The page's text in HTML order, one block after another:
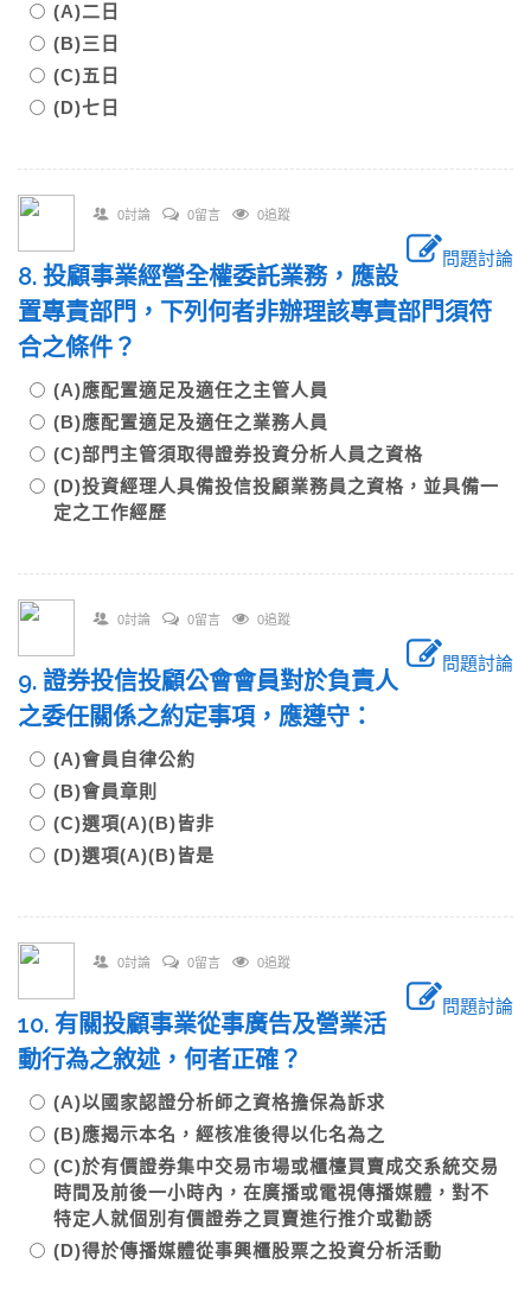
(A)二日
(B)三日
(C)五日
(D)七日
0討論 0留言 0追蹤
問題討論
8. 投顧事業經營全權委託業務，應設
置專責部門，下列何者非辦理該專責部門須符
合之條件？
(A)應配置適足及適任之主管人員
(B)應配置適足及適任之業務人員
(C)部門主管須取得證券投資分析人員之資格
(D)投資經理人具備投信投顧業務員之資格，並具備一
定之工作經歷
0討論 0留言 0追蹤
問題討論
9. 證券投信投顧公會會員對於負責人
之委任關係之約定事項，應遵守：
(A)會員自律公約
(B)會員章則
(C)選項(A)(B)皆非
(D)選項(A)(B)皆是
0討論 0留言 0追蹤
問題討論
10. 有關投顧事業從事廣告及營業活
動行為之敘述，何者正確？
(A)以國家認證分析師之資格擔保為訴求
(B)應揭示本名，經核准後得以化名為之
(C)於有價證券集中交易市場或櫃檯買賣成交系統交易
時間及前後一小時內，在廣播或電視傳播媒體，對不
特定人就個別有價證券之買賣進行推介或勸誘
(D)得於傳播媒體從事興櫃股票之投資分析活動